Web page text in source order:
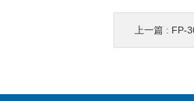
上一篇 : FP-